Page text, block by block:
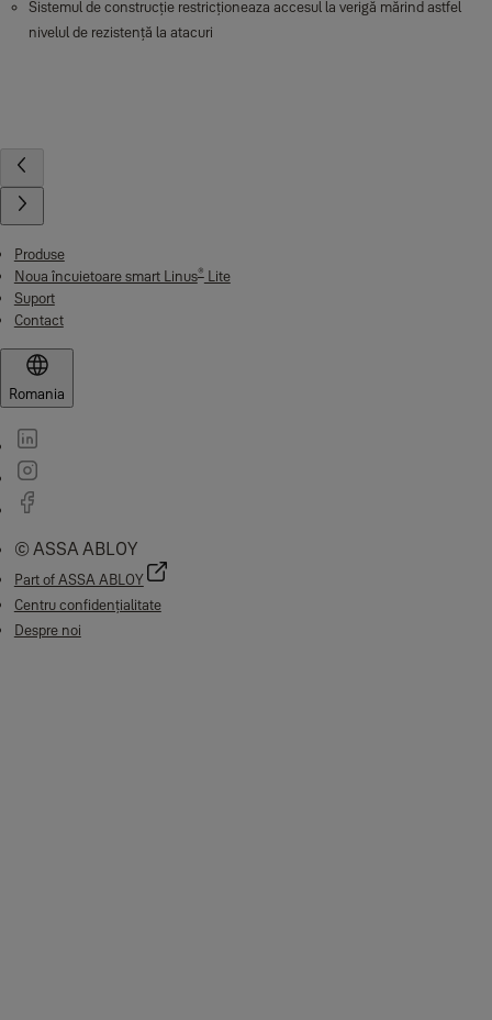
Sistemul de construcție restricționeaza accesul la verigă mărind astfel
nivelul de rezistență la atacuri
Produse
Noua încuietoare smart Linus®Lite
Suport
Contact
Romania
© ASSA ABLOY
Part of ASSA ABLOY
Centru confidențialitate
Despre noi